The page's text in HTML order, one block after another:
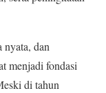
nyata, dan
menjadi fondasi
di tahun